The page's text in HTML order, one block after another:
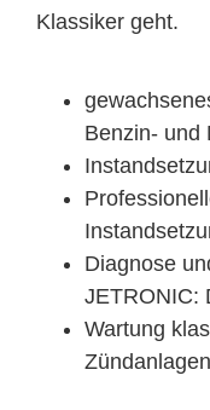
Klassiker geht.
Benzin- und
Diagnose
JETRONIC:
Wartung
Zündanlagen